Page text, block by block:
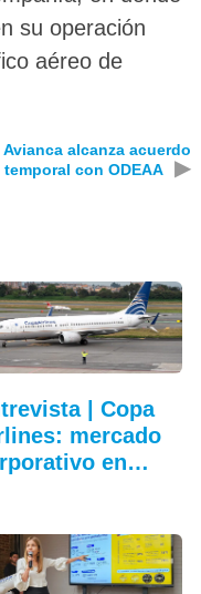
su operación
aéreo de
Avianca alcanza acuerdo
temporal con ODEAA
▶
| Copa
mercado
en…